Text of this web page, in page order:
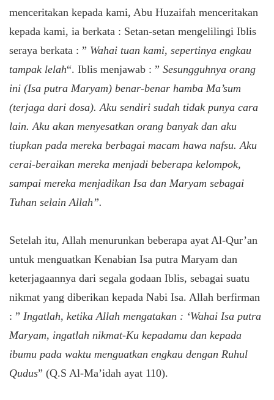
menceritakan kepada kami, Abu Huzaifah menceritakan
kepada kami, ia berkata : Setan-setan mengelilingi Iblis
seraya berkata : ” Wahai tuan kami, sepertinya engkau
tampak lelah“. Iblis menjawab : ” Sesungguhnya orang
ini (Isa putra Maryam) benar-benar hamba Ma’sum
(terjaga dari dosa). Aku sendiri sudah tidak punya cara
lain. Aku akan menyesatkan orang banyak dan aku
tiupkan pada mereka berbagai macam hawa nafsu. Aku
cerai-beraikan mereka menjadi beberapa kelompok,
sampai mereka menjadikan Isa dan Maryam sebagai
Tuhan selain Allah”.
Setelah itu, Allah menurunkan beberapa ayat Al-Qur’an
untuk menguatkan Kenabian Isa putra Maryam dan
keterjagaannya dari segala godaan Iblis, sebagai suatu
nikmat yang diberikan kepada Nabi Isa. Allah berfirman
: ” Ingatlah, ketika Allah mengatakan : ‘Wahai Isa putra
Maryam, ingatlah nikmat-Ku kepadamu dan kepada
ibumu pada waktu menguatkan engkau dengan Ruhul
Qudus” (Q.S Al-Ma’idah ayat 110).